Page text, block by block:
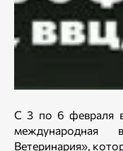
С 3 по 6 февраля
международная
Ветеринария»,